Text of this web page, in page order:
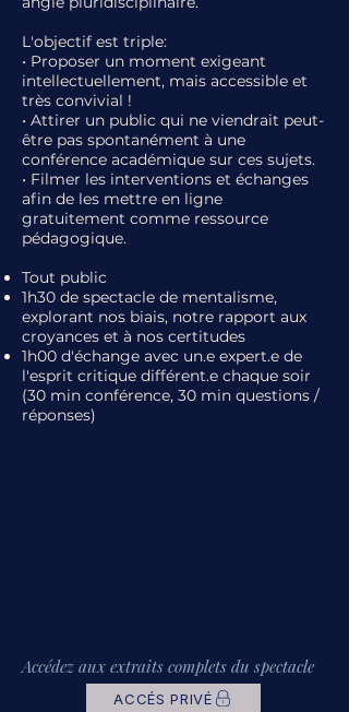
L'objectif est triple:
• Proposer un moment exigeant
intellectuellement, mais accessible et
très convivial !
• Attirer un public qui ne viendrait peut-
être pas spontanément à une
conférence académique sur ces sujets.
• Filmer les interventions et échanges
afin de les mettre en ligne
gratuitement comme ressource
pédagogique.
Tout public
1h30 de spectacle de mentalisme,
explorant nos biais, notre rapport aux
croyances et à nos certitudes
1h00 d'échange avec un.e expert.e de
l'esprit critique différent.e chaque soir
(30 min conférence, 30 min questions /
réponses)
Accédez aux extraits complets du spectacle
ACCÉS PRIVÉ